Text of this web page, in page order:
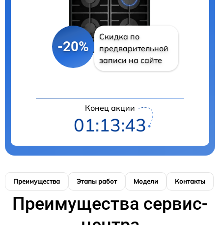
-20%
Скидка по
предварительной
записи на сайте
Конец акции
01:13:42
Преимущества Этапы работ Модели Контакты
Преимущества сервис-